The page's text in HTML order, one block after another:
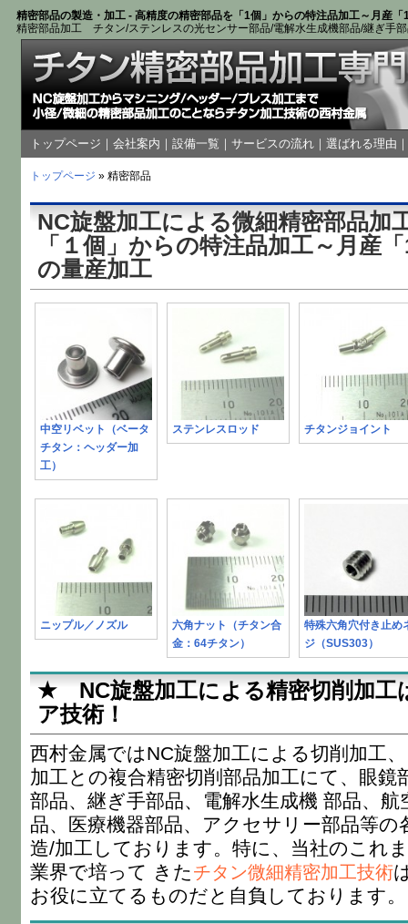
精密部品の製造・加工 - 高精度の精密部品を「1個」からの特注品加工～月産
精密部品加工 チタン/ステンレスの光センサー部品/電解水生成機部品/継ぎ手
トップページ ｜ 会社案内 ｜ 設備一覧 ｜ サービスの流れ｜ 選ばれる理由 ｜
トップページ » 精密部品
NC旋盤加工による微細精密部品加
「１個」からの特注品加工～月産
の量産加工
中空リベット（ベータ
チタン：ヘッダー加
工）
ステンレスロッド チタンジョイント
ニップル／ノズル
六角ナット（チタン合
金：64チタン）
特殊六角穴付き止め
ジ（SUS303）
★ NC旋盤加工による精密切削加工
ア技術！
西村金属ではNC旋盤加工による切削加工
加工との複合精密切削部品加工にて、眼鏡
部品、継ぎ手部品、電解水生成機 部品、航
品、医療機器部品、アクセサリー部品等の
造/加工しております。特に、当社のこれ
業界で培って きたチタン微細精密加工技術
お役に立てるものだと自負しております。